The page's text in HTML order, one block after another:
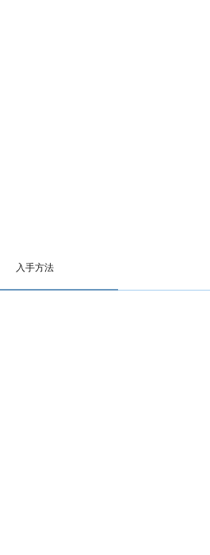
入手方法